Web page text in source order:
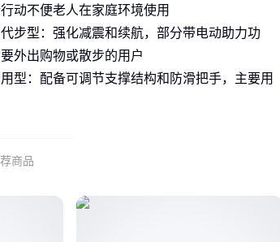
动不便老人在家庭环境使用
步型：强化减震和续航，部分带电动助力功
外出购物或散步的用户
型：配备可调节支撑结构和防滑把手，主要用
明确主要使用场景——在客厅转悠需要的功能，
场的要求截然不同。
视的三个选购细节
商品